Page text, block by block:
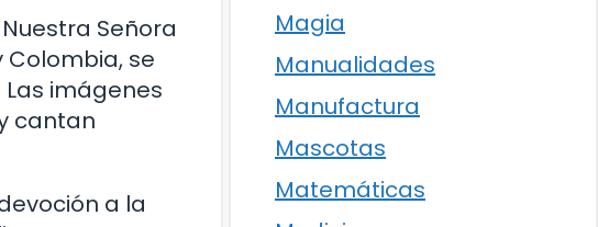
Señora
Colombia, se
imágenes
cantan
a la
Magia
Manualidades
Manufactura
Mascotas
Matemáticas